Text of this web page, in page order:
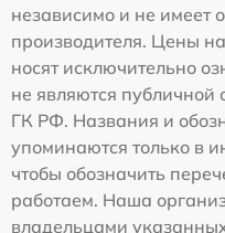
независимо и не имеет
производителя. Цены
носят исключительно
не являются публичной
ГК РФ. Названия и
упоминаются только в
чтобы обозначить
работаем. Наша
владельцами